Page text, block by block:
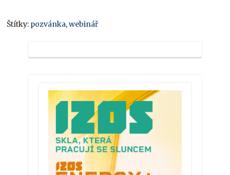
Štítky: pozvánka,webinář